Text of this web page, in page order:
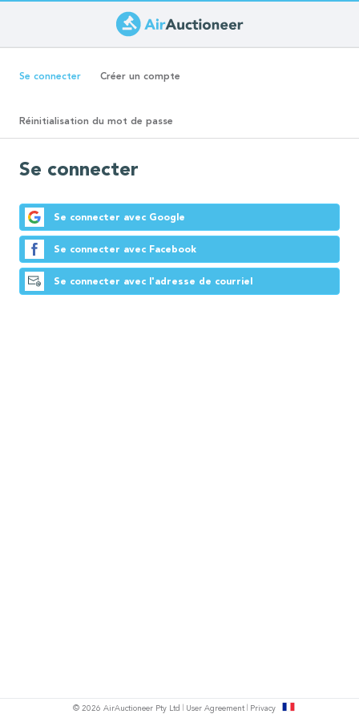
au
contenu
Onglets
Se connecter(ongletCréer un compte
Réinitialisation du mot de passe
Se connecter
Se connecter avec Google
Se connecter avec Facebook
Se connecter avec l'adresse de courriel
© 2026 AirAuctioneer Pty Ltd User Agreement Privacy